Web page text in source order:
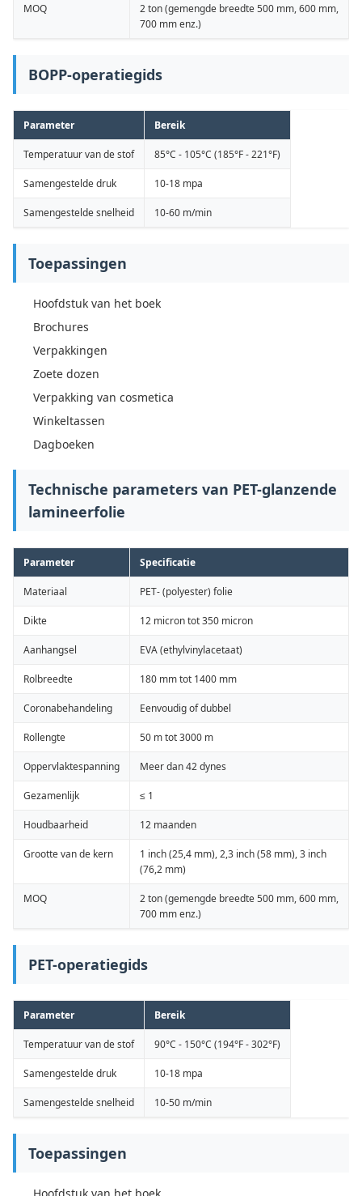
MOQ
2 ton (gemengde breedte 500 mm, 600 mm,
700 mm enz.)
BOPP-operatiegids
Parameter Bereik
Temperatuur van de stof 85°C - 105°C (185°F - 221°F)
Samengestelde druk 10-18 mpa
Samengestelde snelheid 10-60 m/min
Toepassingen
Hoofdstuk van het boek
Brochures
Verpakkingen
Zoete dozen
Verpakking van cosmetica
Winkeltassen
Dagboeken
Technische parameters van PET-glanzende
lamineerfolie
Parameter Specificatie
Materiaal PET- (polyester) folie
Dikte 12 micron tot 350 micron
Aanhangsel EVA (ethylvinylacetaat)
Rolbreedte 180 mm tot 1400 mm
Coronabehandeling Eenvoudig of dubbel
Rollengte 50 m tot 3000 m
Oppervlaktespanning Meer dan 42 dynes
Gezamenlijk ≤ 1
Houdbaarheid 12 maanden
Grootte van de kern
1 inch (25,4 mm), 2,3 inch (58 mm), 3 inch
(76,2 mm)
MOQ
2 ton (gemengde breedte 500 mm, 600 mm,
700 mm enz.)
PET-operatiegids
Parameter Bereik
Temperatuur van de stof 90°C - 150°C (194°F - 302°F)
Samengestelde druk 10-18 mpa
Samengestelde snelheid 10-50 m/min
Toepassingen